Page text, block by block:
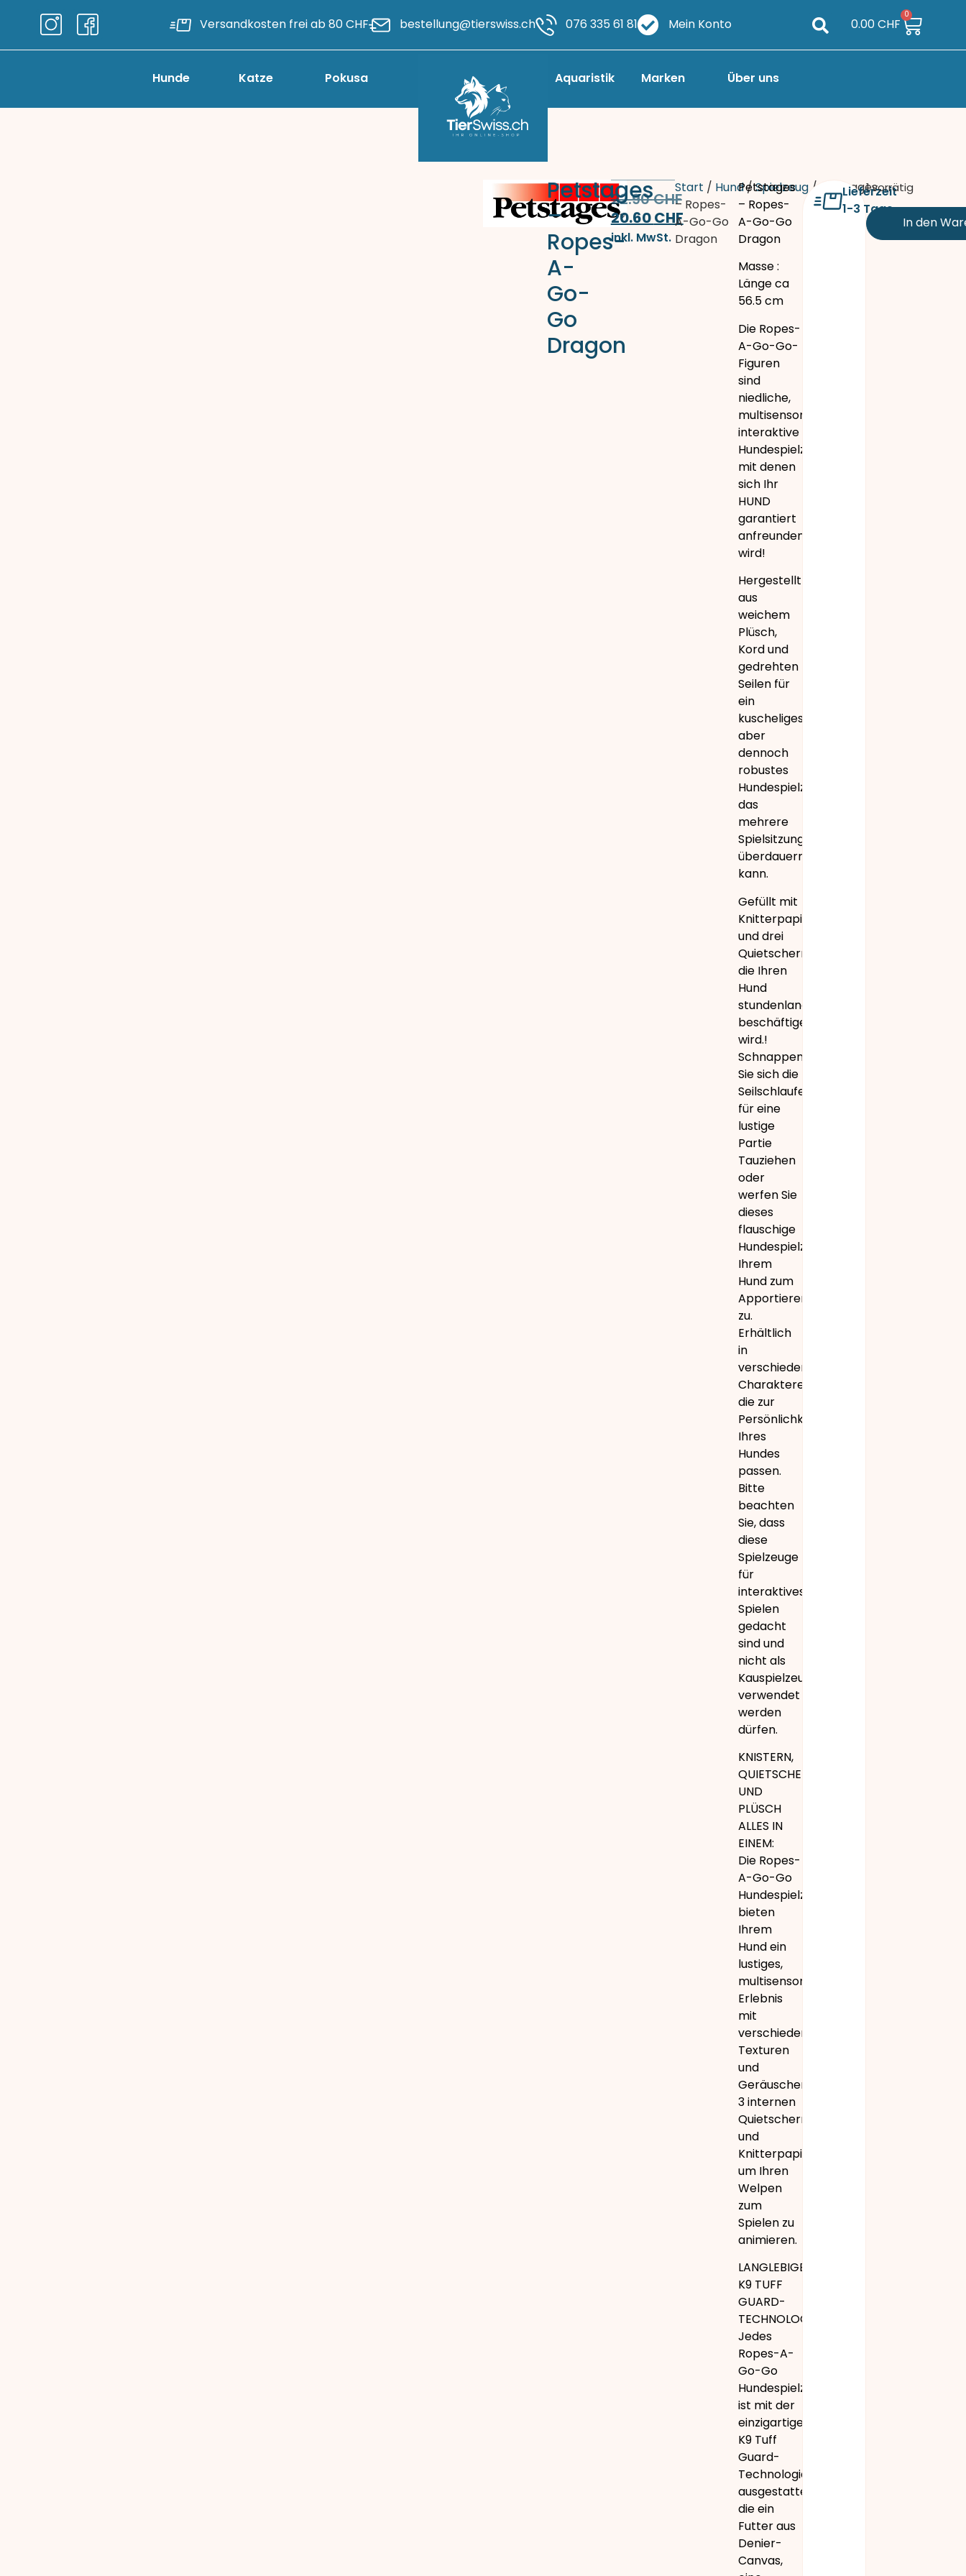
Versandkosten frei ab 80 CHF bestellung@tierswiss.ch 076 335 61 81 Mein Konto 0.00CHF
0
Hunde Katze Pokusa Aquaristik Marken Über uns
Petstages
–
Ropes-
A-
Go-
Go
Dragon
22.90CHF
20.60CHF
inkl. MwSt.
Start / Hund/Spielzeug/ Petstages
– Ropes-
A-Go-Go
Dragon
Petstages
– Ropes-
A-Go-Go
Dragon
Masse :
Länge ca
56.5 cm
Die Ropes-
A-Go-Go-
Figuren
sind
niedliche,
multisensorische,
interaktive
Hundespielzeuge,
mit denen
sich Ihr
HUND
garantiert
anfreunden
wird!
Hergestellt
aus
weichem
Plüsch,
Kord und
gedrehten
Seilen für
ein
kuscheliges,
aber
dennoch
robustes
Hundespielzeug,
das
mehrere
Spielsitzungen
überdauern
kann.
Gefüllt mit
Knitterpapier
und drei
Quietschern,
die Ihren
Hund
stundenlang
beschäftigen
wird.!
Schnappen
Sie sich die
Seilschlaufen
für eine
lustige
Partie
Tauziehen
oder
werfen Sie
dieses
flauschige
Hundespielzeug
Ihrem
Hund zum
Apportieren
zu.
Erhältlich
in
verschiedenen
Charakteren,
die zur
Persönlichkeit
Ihres
Hundes
passen.
Bitte
beachten
Sie, dass
diese
Spielzeuge
für
interaktives
Spielen
gedacht
sind und
nicht als
Kauspielzeug
verwendet
werden
dürfen.
KNISTERN,
QUIETSCHEN
UND
PLÜSCH
ALLES IN
EINEM:
Die Ropes-
A-Go-Go
Hundespielzeuge
bieten
Ihrem
Hund ein
lustiges,
multisensorisches
Erlebnis
mit
verschiedenen
Texturen
und
Geräuschen.Mit
3 internen
Quietschern
und
Knitterpapier,
um Ihren
Welpen
zum
Spielen zu
animieren.
LANGLEBIGE
K9 TUFF
GUARD-
TECHNOLOGIE:
Jedes
Ropes-A-
Go-Go
Hundespielzeug
ist mit der
einzigartigen
K9 Tuff
Guard-
Technologie
ausgestattet,
die ein
Futter aus
Denier-
Canvas,
Lieferzeit
1-3 Tage
1 vorrätig
In den